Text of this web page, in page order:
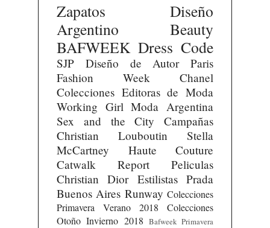
Zapatos
Diseño
Argentino
Beauty
BAFWEEK Dress Code
SJP Diseño de Autor
Paris
Fashion Week
Chanel
Colecciones Editoras de Moda
Working Girl Moda Argentina
Sex and the City
Campañas
Christian Louboutin
Stella
McCartney
Haute Couture
Catwalk Report
Peliculas
Christian Dior Estilistas Prada
Buenos Aires Runway Colecciones
Primavera Verano 2018
Colecciones
Otoño Invierno 2018 Bafweek Primavera